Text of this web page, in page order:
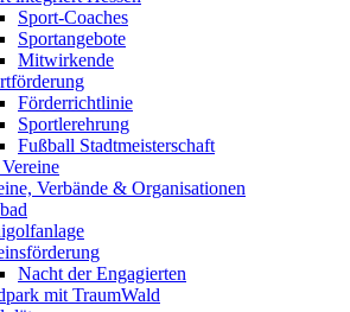
Sport-Coaches
Sportangebote
Mitwirkende
Förderrichtlinie
Sportlerehrung
Fußball Stadtmeisterschaft
Verbände & Organisationen
Nacht der Engagierten
mit TraumWald